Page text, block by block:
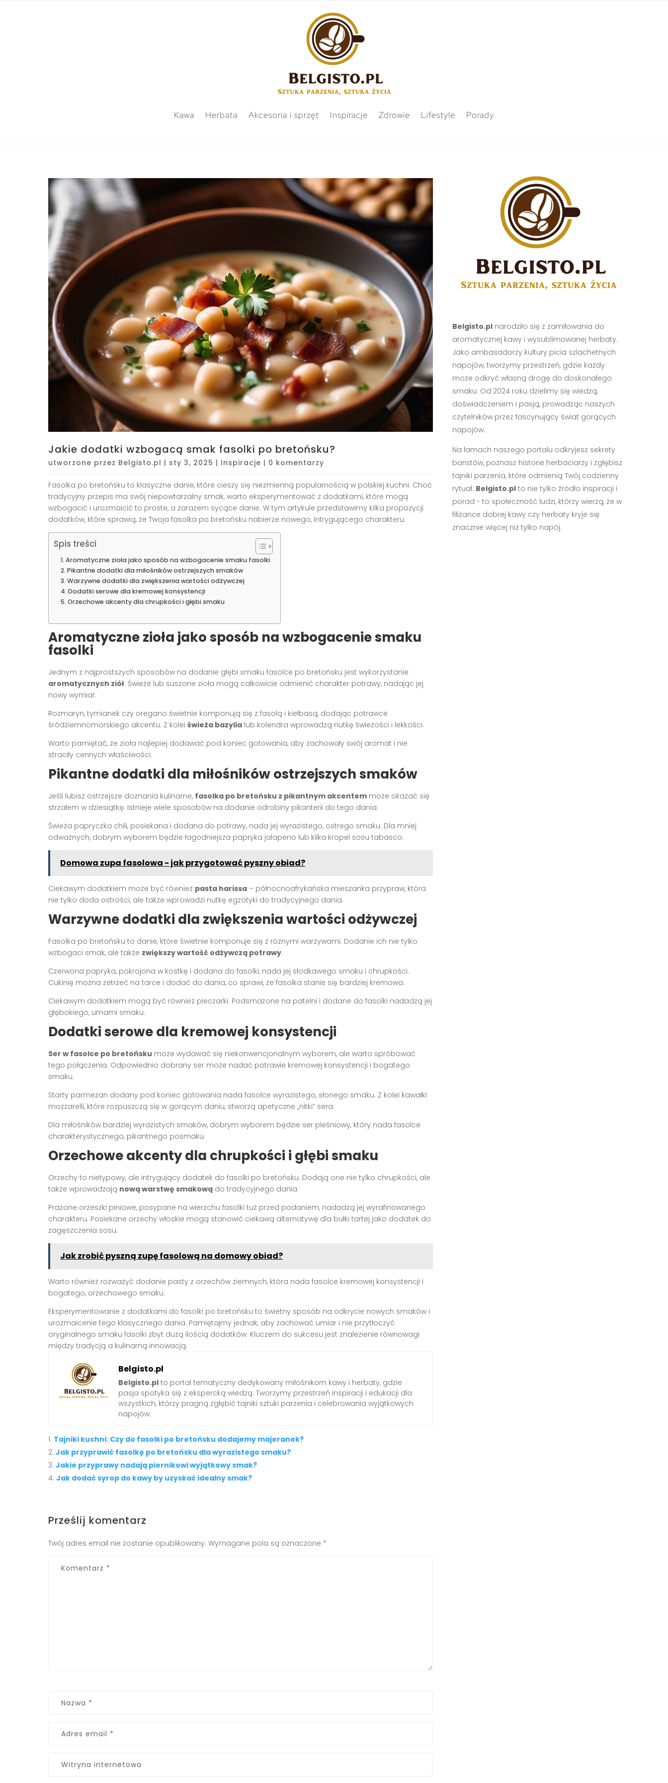
Kawa Herbata Akcesoria i sprzęt Inspiracje Zdrowie Lifestyle Porady
Jakie dodatki wzbogacą smak fasolki po bretońsku?
utworzone przez Belgisto.pl | sty 3, 2025 | Inspiracje | 0 komentarzy
Fasolka po bretońsku to klasyczne danie, które cieszy się niezmienną popularnością w polskiej kuchni. Choć
tradycyjny przepis ma swój niepowtarzalny smak, warto eksperymentować z dodatkami, które mogą
wzbogacić i urozmaicić to proste, a zarazem sycące danie. W tym artykule przedstawimy kilka propozycji
dodatków, które sprawią, że Twoja fasolka po bretońsku nabierze nowego, intrygującego charakteru.
Spis treści
Aromatyczne zioła jako sposób na wzbogacenie smaku fasolki
Pikantne dodatki dla miłośników ostrzejszych smaków
Warzywne dodatki dla zwiększenia wartości odżywczej
Dodatki serowe dla kremowej konsystencji
Orzechowe akcenty dla chrupkości i głębi smaku
Aromatyczne zioła jako sposób na wzbogacenie smaku
fasolki
Jednym z najprostszych sposobów na dodanie głębi smaku fasolce po bretońsku jest wykorzystanie
aromatycznych ziół. Świeże lub suszone zioła mogą całkowicie odmienić charakter potrawy, nadając jej
nowy wymiar.
Rozmaryn, tymianek czy oregano świetnie komponują się z fasolą i kiełbasą, dodając potrawce
śródziemnomorskiego akcentu. Z kolei świeża bazylia lub kolendra wprowadzą nutkę świeżości i lekkości.
Warto pamiętać, że zioła najlepiej dodawać pod koniec gotowania, aby zachowały swój aromat i nie
straciły cennych właściwości.
Pikantne dodatki dla miłośników ostrzejszych smaków
Jeśli lubisz ostrzejsze doznania kulinarne, fasolka po bretońsku z pikantnym akcentem może okazać się
strzałem w dziesiątkę. Istnieje wiele sposobów na dodanie odrobiny pikanterii do tego dania.
Świeża papryczka chili, posiekana i dodana do potrawy, nada jej wyrazistego, ostrego smaku. Dla mniej
odważnych, dobrym wyborem będzie łagodniejsza papryka jalapeno lub kilka kropel sosu tabasco.
Domowa zupa fasolowa - jak przygotować pyszny obiad?
Ciekawym dodatkiem może być również pasta harissa – północnoafrykańska mieszanka przypraw, która
nie tylko doda ostrości, ale także wprowadzi nutkę egzotyki do tradycyjnego dania.
Warzywne dodatki dla zwiększenia wartości odżywczej
Fasolka po bretońsku to danie, które świetnie komponuje się z różnymi warzywami. Dodanie ich nie tylko
wzbogaci smak, ale także zwiększy wartość odżywczą potrawy.
Czerwona papryka, pokrojona w kostkę i dodana do fasolki, nada jej słodkawego smaku i chrupkości.
Cukinię można zetrzeć na tarce i dodać do dania, co sprawi, że fasolka stanie się bardziej kremowa.
Ciekawym dodatkiem mogą być również pieczarki. Podsmażone na patelni i dodane do fasolki nadadzą jej
głębokiego, umami smaku.
Dodatki serowe dla kremowej konsystencji
Ser w fasolce po bretońsku może wydawać się niekonwencjonalnym wyborem, ale warto spróbować
tego połączenia. Odpowiednio dobrany ser może nadać potrawie kremowej konsystencji i bogatego
smaku.
Starty parmezan dodany pod koniec gotowania nada fasolce wyrazistego, słonego smaku. Z kolei kawałki
mozzarelli, które rozpuszczą się w gorącym daniu, stworzą apetyczne „nitki” sera.
Dla miłośników bardziej wyrazistych smaków, dobrym wyborem będzie ser pleśniowy, który nada fasolce
charakterystycznego, pikantnego posmaku.
Orzechowe akcenty dla chrupkości i głębi smaku
Orzechy to nietypowy, ale intrygujący dodatek do fasolki po bretońsku. Dodają one nie tylko chrupkości, ale
także wprowadzają nową warstwę smakową do tradycyjnego dania.
Prażone orzeszki piniowe, posypane na wierzchu fasolki tuż przed podaniem, nadadzą jej wyrafinowanego
charakteru. Posiekane orzechy włoskie mogą stanowić ciekawą alternatywę dla bułki tartej jako dodatek do
zagęszczenia sosu.
Jak zrobić pyszną zupę fasolową na domowy obiad?
Warto również rozważyć dodanie pasty z orzechów ziemnych, która nada fasolce kremowej konsystencji i
bogatego, orzechowego smaku.
Eksperymentowanie z dodatkami do fasolki po bretońsku to świetny sposób na odkrycie nowych smaków i
urozmaicenie tego klasycznego dania. Pamiętajmy jednak, aby zachować umiar i nie przytłoczyć
oryginalnego smaku fasolki zbyt dużą ilością dodatków. Kluczem do sukcesu jest znalezienie równowagi
między tradycją a kulinarną innowacją.
Belgisto.pl
Belgisto.pl to portal tematyczny dedykowany miłośnikom kawy i herbaty, gdzie
pasja spotyka się z ekspercką wiedzą. Tworzymy przestrzeń inspiracji i edukacji dla
wszystkich, którzy pragną zgłębić tajniki sztuki parzenia i celebrowania wyjątkowych
napojów.
Tajniki kuchni: Czy do fasolki po bretońsku dodajemy majeranek?
Jak przyprawić fasolkę po bretońsku dla wyrazistego smaku?
Jakie przyprawy nadają piernikowi wyjątkowy smak?
Jak dodać syrop do kawy by uzyskać idealny smak?
Prześlij komentarz
Twój adres email nie zostanie opublikowany. Wymagane pola są oznaczone *
Belgisto.plnarodziło się z zamiłowania do
aromatycznej kawy i wysublimowanej herbaty.
Jako ambasadorzy kultury picia szlachetnych
napojów, tworzymy przestrzeń, gdzie każdy
może odkryć własną drogę do doskonałego
smaku. Od 2024 roku dzielimy się wiedzą,
doświadczeniem i pasją, prowadząc naszych
czytelników przez fascynujący świat gorących
napojów.
Na łamach naszego portalu odkryjesz sekrety
baristów, poznasz historie herbaciarzy i zgłębisz
tajniki parzenia, które odmienią Twój codzienny
rytuał. Belgisto.plto nie tylko źródło inspiracji i
porad - to społeczność ludzi, którzy wierzą, że w
filiżance dobrej kawy czy herbaty kryje się
znacznie więcej niż tylko napój.